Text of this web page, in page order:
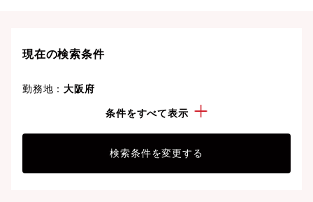
現在の検索条件
勤務地：大阪府
臨床開発(GCP-QC・監査)
条件をすべて表示
検索条件を変更する